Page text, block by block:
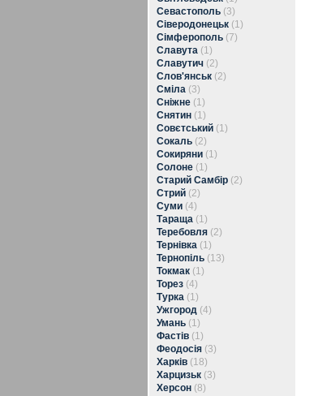
Севастополь (3)
Сіверодонецьк (1)
Сімферополь (7)
Славута (1)
Славутич (2)
Слов'янськ (2)
Сміла (3)
Сніжне (1)
Снятин (1)
Совєтський (1)
Сокаль (2)
Сокиряни (1)
Солоне (1)
Старий Самбір (2)
Стрий (2)
Суми (4)
Тараща (1)
Теребовля (2)
Тернівка (1)
Тернопіль (13)
Токмак (1)
Торез (4)
Турка (1)
Ужгород (4)
Умань (1)
Фастів (1)
Феодосія (3)
Харків (18)
Харцизьк (3)
Херсон (8)